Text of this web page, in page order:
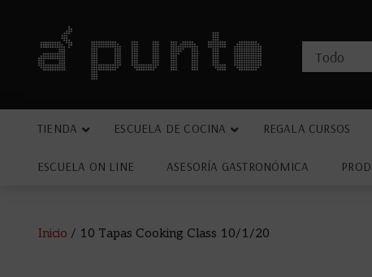
TIENDA ESCUELA DE COCINA REGALA CURSOS
ESCUELA ON LINE ASESORÍA GASTRONÓMICA
Inicio / 10 Tapas Cooking Class 10/1/20